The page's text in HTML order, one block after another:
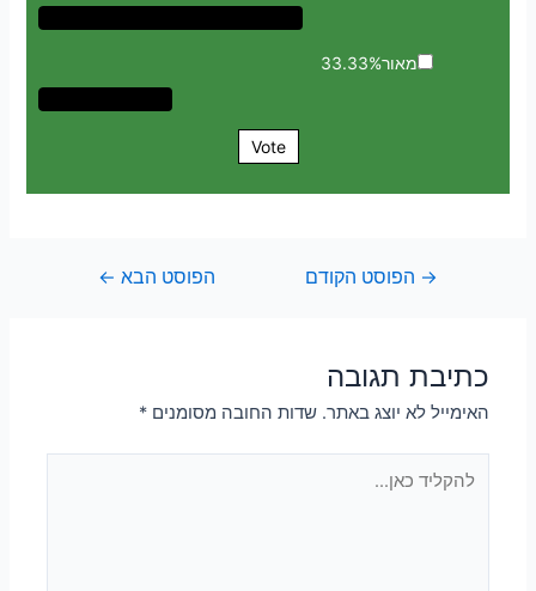
מאור33.33%
Vote
→הפוסט הקודם הפוסט הבא←
כתיבת תגובה
האימייל לא יוצג באתר. שדות החובה מסומנים*